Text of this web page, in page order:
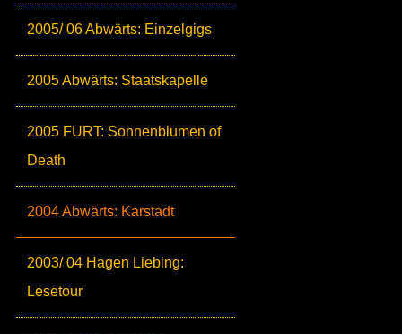
2005/ 06 Abwärts: Einzelgigs
2005 Abwärts: Staatskapelle
2005 FURT: Sonnenblumen of
Death
2004 Abwärts: Karstadt
2003/ 04 Hagen Liebing:
Lesetour